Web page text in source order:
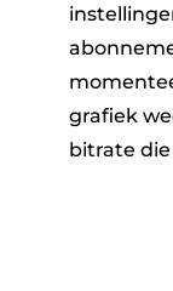
grafiek
bitrate